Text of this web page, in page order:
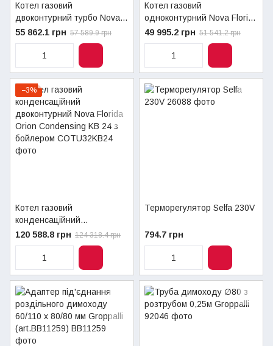
Котел газовий
двоконтурний турбо Nova
Florida Virgo CTFS 25
55 862.1 грн 57 589.9 грн
Котел газовий
одноконтурний Nova Florida
Virgo RBTFS 24 (турбо) із
вбудованим 3-ходовим
клапаном
49 995.2 грн 51 541.2 грн
−3%
Котел газовий
конденсаційний
двоконтурний Nova Florida
Orion Condensing KB 24 з
бойлером
120 588.8 грн 124 318.4 грн
Терморегулятор Selfa 230V
794.7 грн